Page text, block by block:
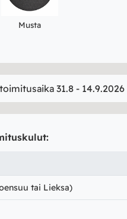
Musta
31.8 - 14.9.2026
tai Lieksa)